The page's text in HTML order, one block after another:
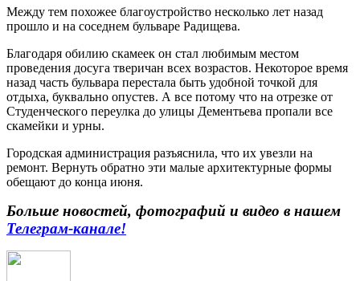
Между тем похожее благоустройство несколько лет назад
прошло и на соседнем бульваре Радищева.
Благодаря обилию скамеек он стал любимым местом
проведения досуга тверичан всех возрастов. Некоторое время
назад часть бульвара перестала быть удобной точкой для
отдыха, буквально опустев. А все потому что на отрезке от
Студенческого переулка до улицы Дементьева пропали все
скамейки и урны.
Городская администрация разъяснила, что их увезли на
ремонт. Вернуть обратно эти малые архитектурные формы
обещают до конца июня.
Больше новостей, фотографий и видео в нашем
Телеграм-канале!